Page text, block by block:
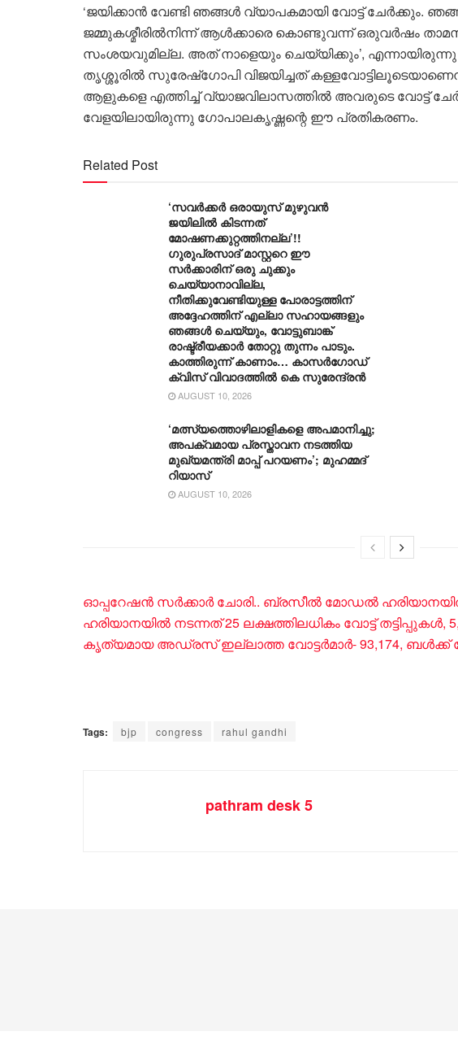
‘ജയിക്കാൻ വേണ്ടി ഞങ്ങൾ വ്യാപകമായി വോട്ട് ചേർക്കും.
ജമ്മുകശ്മീരിൽനിന്ന് ആൾക്കാരെ കൊണ്ടുവന്ന് ഒരുവർഷം
സംശയവുമില്ല. അത് നാളെയും ചെയ്യിക്കും’,
തൃശ്ശൂരിൽ സുരേഷ്‌ഗോപി വിജയിച്ചത്
ആളുകളെ എത്തിച്ച് വ്യാജവിലാസത്തിൽ അവരുടെ വോട്ട്
വേളയിലായിരുന്നു ഗോപാലകൃഷ്ണന്റെ ഈ പ്രതികരണം.
Related Post
‘സവർക്കർ ഒരായുസ് മുഴുവൻ
ജയിലിൽ കിടന്നത്
മോഷണക്കുറ്റത്തിനല്ല’!!
ഗുരുപ്രസാദ് മാസ്റ്ററെ ഈ
സർക്കാരിന് ഒരു ചുക്കും
ചെയ്യാനാവില്ല,
നീതിക്കുവേണ്ടിയുള്ള പോരാട്ടത്തിന്
അദ്ദേഹത്തിന് എല്ലാ സഹായങ്ങളും
ഞങ്ങൾ ചെയ്യും, വോട്ടുബാങ്ക്
രാഷ്ട്രീയക്കാർ തോറ്റു തുന്നം പാടും.
കാത്തിരുന്ന് കാണാം… കാസർഗോഡ്
ക്വിസ് വിവാദത്തിൽ കെ സുരേന്ദ്രൻ
AUGUST 10, 2026
‘മത്സ്യത്തൊഴിലാളികളെ അപമാനിച്ചു;
അപക്വമായ പ്രസ്താവന നടത്തിയ
മുഖ്യമന്ത്രി മാപ്പ് പറയണം’; മുഹമ്മദ്
റിയാസ്
AUGUST 10, 2026
ഓപ്പറേഷൻ സർക്കാർ ചോരി.. ബ്രസീൽ മോഡൽ
ഹരിയാനയിൽ ന‌ടന്നത് 25 ലക്ഷത്തിലധികം വോട്ട് തട്ടിപ്പുകൾ,
കൃത്യമായ അഡ്രസ് ഇല്ലാത്ത വോട്ടർമാർ- 93,174, ബൾക്ക്
Tags: bjp congress rahul gandhi
pathram desk 5